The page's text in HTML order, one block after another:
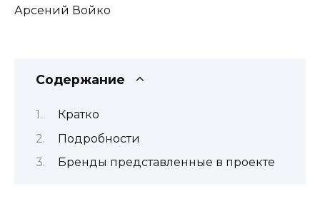
Арсений Войко
Содержание
Кратко
Подробности
Бренды представленные в проекте